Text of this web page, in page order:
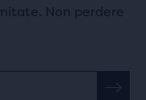
Non perdere